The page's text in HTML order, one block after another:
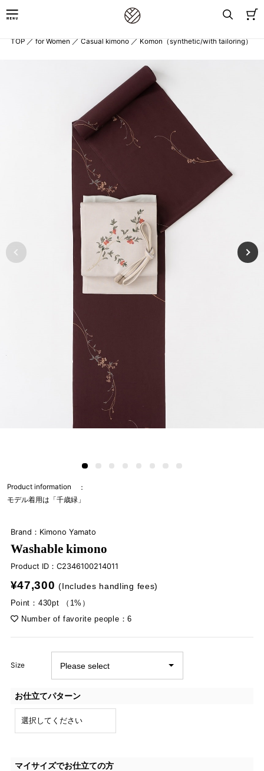
TOP ／ for Women ／ Casual kimono ／ Komon（synthetic/with tailoring）
Product information
モデル着用は「千歳緑」
Brand：Kimono Yamato
Washable kimono
Product ID： C2346100214011
¥47,300(Includes handling fees)
Point：430pt （1%）
Number of favorite people：6
Size
お仕立てパターン
マイサイズでお仕立ての方